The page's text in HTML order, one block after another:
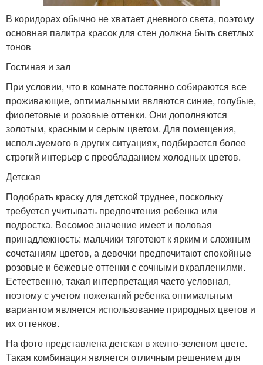
В коридорах обычно не хватает дневного света, поэтому
основная палитра красок для стен должна быть светлых
тонов
Гостиная и зал
При условии, что в комнате постоянно собираются все
проживающие, оптимальными являются синие, голубые,
фиолетовые и розовые оттенки. Они дополняются
золотым, красным и серым цветом. Для помещения,
используемого в других ситуациях, подбирается более
строгий интерьер с преобладанием холодных цветов.
Детская
Подобрать краску для детской труднее, поскольку
требуется учитывать предпочтения ребенка или
подростка. Весомое значение имеет и половая
принадлежность: мальчики тяготеют к ярким и сложным
сочетаниям цветов, а девочки предпочитают спокойные
розовые и бежевые оттенки с сочными вкраплениями.
Естественно, такая интерпретация часто условная,
поэтому с учетом пожеланий ребенка оптимальным
вариантом является использование природных цветов и
их оттенков.
На фото представлена детская в желто-зеленом цвете.
Такая комбинация является отличным решением для